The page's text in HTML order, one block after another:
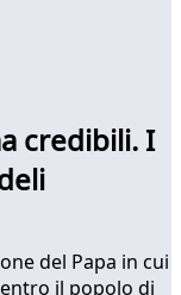
credibili. I
del Papa in cui
il popolo di